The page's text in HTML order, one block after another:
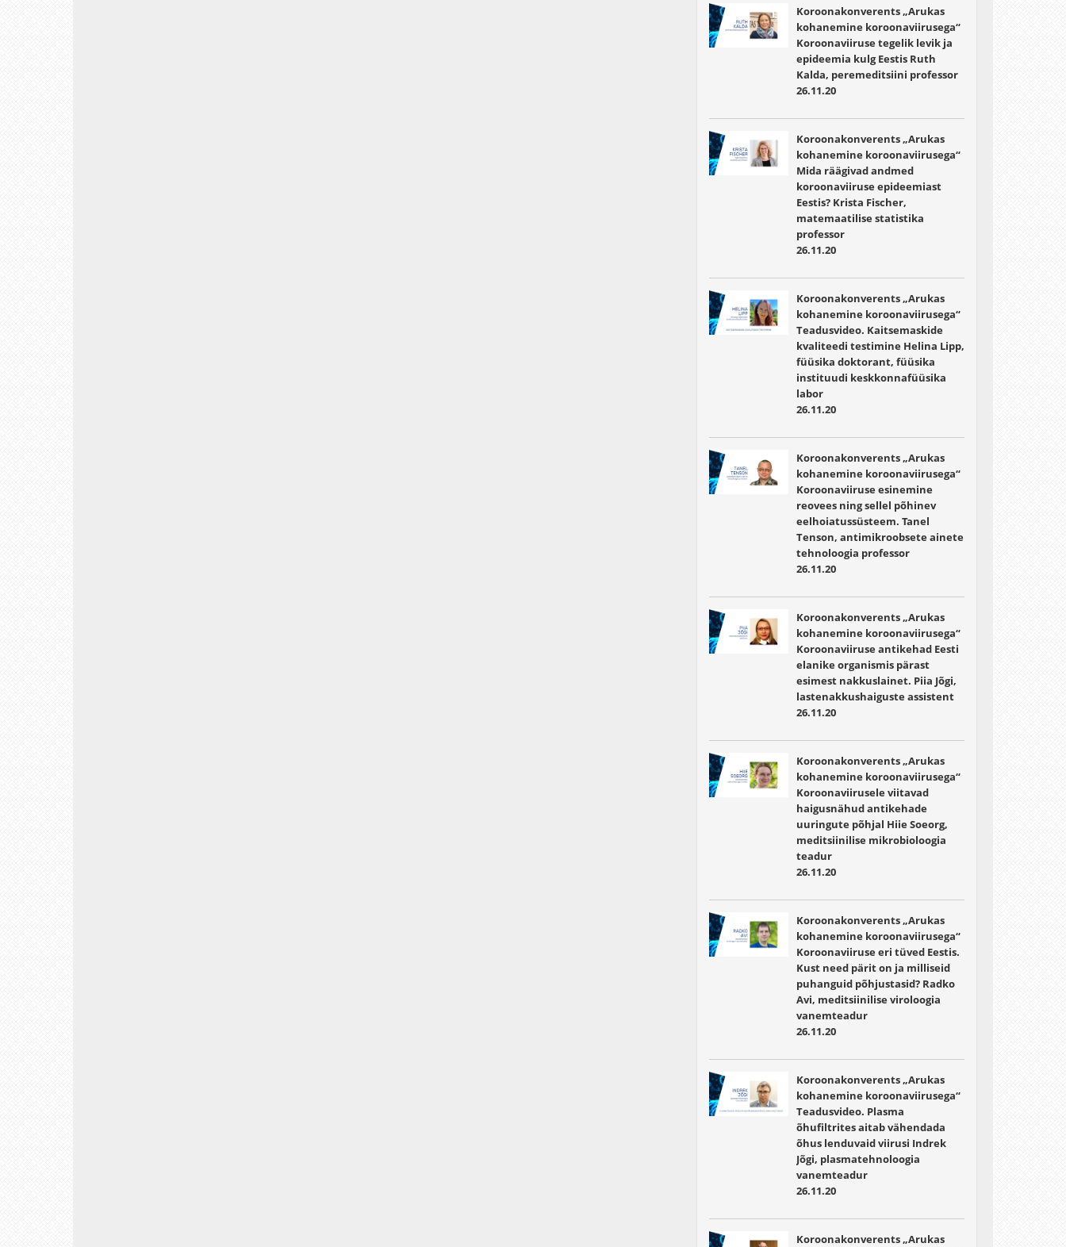
Koroonakonverents „Arukas
kohanemine koroonaviirusega“
Koroonaviiruse tegelik levik ja
epideemia kulg Eestis Ruth
Kalda, peremeditsiini professor
26.11.20
Koroonakonverents „Arukas
kohanemine koroonaviirusega“
Mida räägivad andmed
koroonaviiruse epideemiast
Eestis? Krista Fischer,
matemaatilise statistika
professor
26.11.20
Koroonakonverents „Arukas
kohanemine koroonaviirusega“
Teadusvideo. Kaitsemaskide
kvaliteedi testimine Helina Lipp,
füüsika doktorant, füüsika
instituudi keskkonnafüüsika
labor
26.11.20
Koroonakonverents „Arukas
kohanemine koroonaviirusega“
Koroonaviiruse esinemine
reovees ning sellel põhinev
eelhoiatussüsteem. Tanel
Tenson, antimikroobsete ainete
tehnoloogia professor
26.11.20
Koroonakonverents „Arukas
kohanemine koroonaviirusega“
Koroonaviiruse antikehad Eesti
elanike organismis pärast
esimest nakkuslainet. Piia Jõgi,
lastenakkushaiguste assistent
26.11.20
Koroonakonverents „Arukas
kohanemine koroonaviirusega“
Koroonaviirusele viitavad
haigusnähud antikehade
uuringute põhjal Hiie Soeorg,
meditsiinilise mikrobioloogia
teadur
26.11.20
Koroonakonverents „Arukas
kohanemine koroonaviirusega“
Koroonaviiruse eri tüved Eestis.
Kust need pärit on ja milliseid
puhanguid põhjustasid? Radko
Avi, meditsiinilise viroloogia
vanemteadur
26.11.20
Koroonakonverents „Arukas
kohanemine koroonaviirusega“
Teadusvideo. Plasma
õhufiltrites aitab vähendada
õhus lenduvaid viirusi Indrek
Jõgi, plasmatehnoloogia
vanemteadur
26.11.20
Koroonakonverents „Arukas